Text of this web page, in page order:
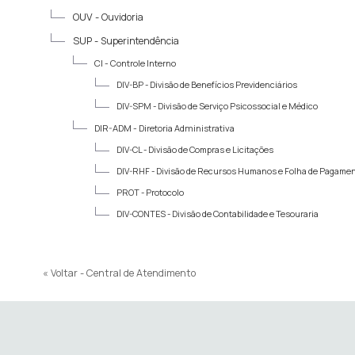
OUV -Ouvidoria
SUP -Superintendência
CI - Controle Interno
DIV-BP - Divisão de Benefícios Previdenciários
DIV-SPM - Divisão de Serviço Psicossocial e Médico
DIR-ADM - Diretoria Administrativa
DIV-CL - Divisão de Compras e Licitações
DIV-RHF - Divisão de Recursos Humanos e Folha de
PROT - Protocolo
DIV-CONTES - Divisão de Contabilidade e Tesouraria
« Voltar - Central de Atendimento